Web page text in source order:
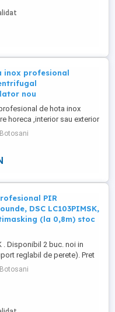
inox profesional
nou
de hota inox
horeca ,interior sau exterior
sau 230v ,putere
2000m3 ora ,greutate 9,5
sigilat,import Germania
PIR
DSC LC103PIMSK,
(la 0,8m) stoc
. Disponibil 2 buc. noi in
reglabil de perete). Pret
Detector profesional PIR
cu functie anti-
imunitate la animale
circuit VLSI, antena
compensare cu